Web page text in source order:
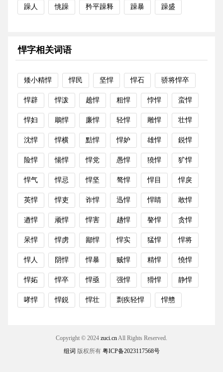
躁人 恌躁 矜平躁释 躁暴 躁盛
悍字相关词语
矮小精悍 悍民 坚悍 悍石 骄将悍卒
悍辟 悍泼 趬悍 粗悍 悖悍 蛮悍
悍妇 鵰悍 廉悍 轻悍 雕悍 壮悍
沈悍 悍横 黠悍 悍妒 雄悍 鋭悍
险悍 愓悍 悍党 愚悍 獟悍 犷悍
悍气 悍忌 悍坚 骜悍 悍目 悍戾
英悍 悍吏 诈悍 迅悍 悍睛 敢悍
遒悍 顽悍 悍害 趫悍 謷悍 贪悍
呆悍 悍虏 鄙悍 悍实 猛悍 悍将
悍人 阴悍 悍暴 贼悍 精悍 憢悍
悍妬 悍卒 悍亟 强悍 猾悍 静悍
哮悍 悍鋭 悍壮 剽疾轻悍 悍戆
Copyright © 2024 zuci.cnAll Rights Reserved.
组词 版权所有 粤ICP备2023117568号